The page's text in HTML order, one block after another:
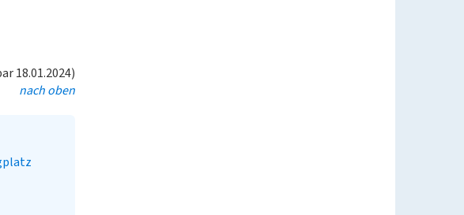
18.01.2024)
nach oben